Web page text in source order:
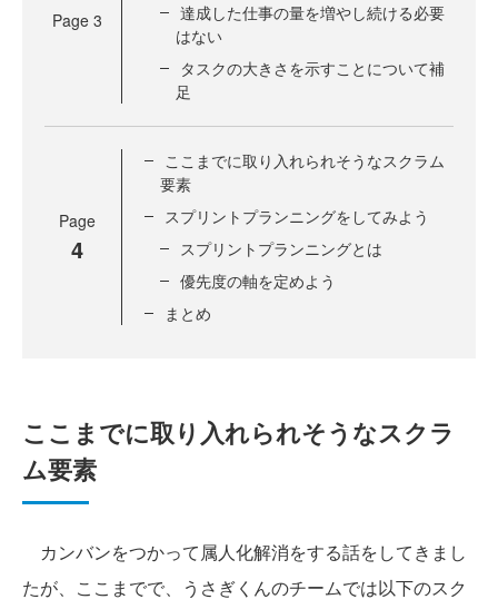
Page 3
達成した仕事の量を増やし続ける必要
はない
タスクの大きさを示すことについて補
足
Page
4
ここまでに取り入れられそうなスクラム
要素
スプリントプランニングをしてみよう
スプリントプランニングとは
優先度の軸を定めよう
まとめ
ここまでに取り入れられそうなスクラ
ム要素
カンバンをつかって属人化解消をする話をしてきまし
たが、ここまでで、うさぎくんのチームでは以下のスク